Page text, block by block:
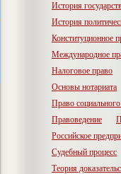
История
История
Конституционное
Международное
Налоговое право
Основы нотариата
Право
Правоведение
Российское
Судебный процесс
Теория